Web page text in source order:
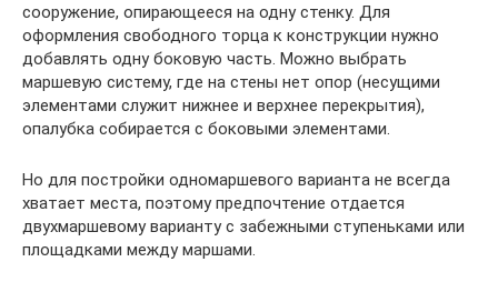
сооружение, опирающееся на одну стенку. Для
оформления свободного торца к конструкции нужно
добавлять одну боковую часть. Можно выбрать
маршевую систему, где на стены нет опор (несущими
элементами служит нижнее и верхнее перекрытия),
опалубка собирается с боковыми элементами.
Но для постройки одномаршевого варианта не всегда
хватает места, поэтому предпочтение отдается
двухмаршевому варианту с забежными ступеньками или
площадками между маршами.